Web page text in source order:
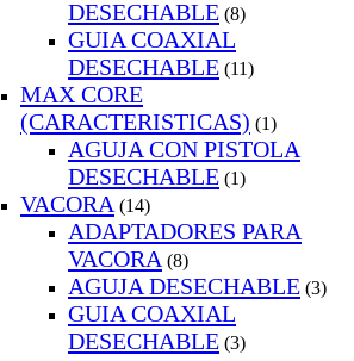
DESECHABLE (8)
GUIA COAXIAL
DESECHABLE (11)
MAX CORE
(CARACTERISTICAS) (1)
AGUJA CON PISTOLA
DESECHABLE (1)
VACORA (14)
ADAPTADORES PARA
VACORA (8)
AGUJA DESECHABLE (3)
GUIA COAXIAL
DESECHABLE (3)